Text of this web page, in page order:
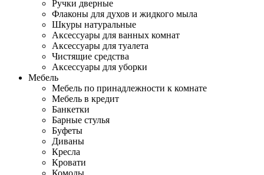
Ручки дверные
Флаконы для духов и жидкого мыла
Шкуры натуральные
Аксессуары для ванных комнат
Аксессуары для туалета
Чистящие средства
Аксессуары для уборки
Мебель
Мебель по принадлежности к комнате
Мебель в кредит
Банкетки
Барные стулья
Буфеты
Диваны
Кресла
Кровати
Комоды